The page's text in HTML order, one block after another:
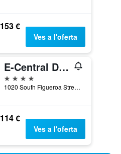
153 €
Ves a l'oferta
E-Central Downtown Los Angeles Hotel
4 estrelles
1020 South Figueroa Street, Los Angeles, CA, Estats Units
114 €
Ves a l'oferta